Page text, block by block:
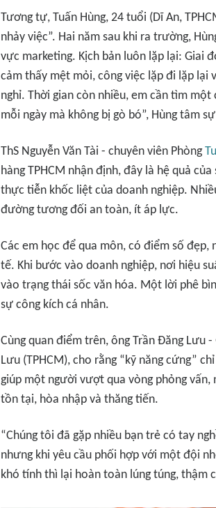
Tương tự, Tuấn Hùng, 24 tuổi (Dĩ An,
nhảy việc”. Hai năm sau khi ra trường,
vực marketing. Kịch bản luôn lặp lại: Giai
cảm thấy mệt mỏi, công việc lặp đi lặp lại
nghỉ. Thời gian còn nhiều, em cần tìm
mỗi ngày mà không bị gò bó”, Hùng tâm
ThS Nguyễn Văn Tài - chuyên viên Phòng
hàng TPHCM nhận định, đây là hệ quả
thực tiễn khốc liệt của doanh nghiệp.
đường tương đối an toàn, ít áp lực.
Các em học để qua môn, có điểm số
tế. Khi bước vào doanh nghiệp, nơi hiệu
vào trạng thái sốc văn hóa. Một lời phê
sự công kích cá nhân.
Cùng quan điểm trên, ông Trần Đăng Lưu
Lưu (TPHCM), cho rằng “kỹ năng cứng”
giúp một người vượt qua vòng phỏng vấn,
tồn tại, hòa nhập và thăng tiến.
“Chúng tôi đã gặp nhiều bạn trẻ có tay
nhưng khi yêu cầu phối hợp với một đội
khó tính thì lại hoàn toàn lúng túng, thậm